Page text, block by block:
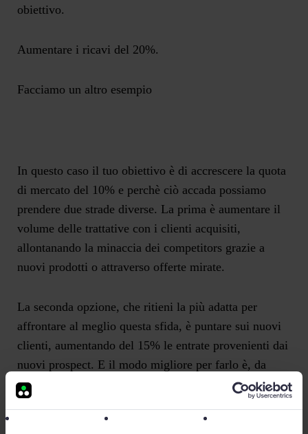
obiettivo.
Aumentare i ricavi del 20%.
Facciamo un altro esempio
In questo caso il tuo obiettivo è di accrescere la quota
di mercato del 10% e perchè ciò accada possiamo
prendere due strade diverse. La prima è aumentare il
volume delle trattative con i clienti acquisiti,
allontanando la minaccia dei competitors grazie a
nuovi prodotti o attraverso offerte mirate.
La seconda opzione, che ritieni la più adatta per
affrontare al meglio questa sfida, è puntare sui nuovi
clienti, aumentando del 15% le entrate provenienti dai
nuovi prospect. E il modo migliore per farlo è, da
sempre, andare a trovarli di persona, conoscerli e
presentare la nostra offerta! Per questo decidi di
fissare un obiettivo di 10 visite in azienda ogni mese